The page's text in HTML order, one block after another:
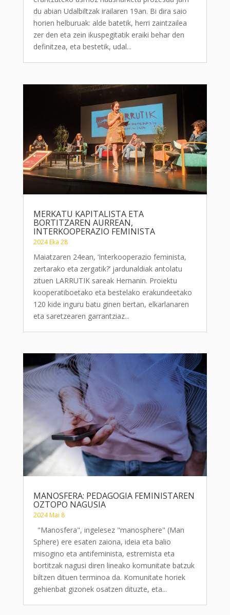
du abian Udalbiltzak irailaren 19an. Bi dira saio
horien helburuak: alde batetik, herri zaintzailea
zer den eta zein ikuspegitatik eraiki behar den
definitzea, eta bestetik, udal...
MERKATU KAPITALISTA ETA
BORTITZAREN AURREAN,
INTERKOOPERAZIO FEMINISTA
2024 Eka 28
Maiatzaren 24ean, ‘Interkooperazio feminista,
zertarako eta zergatik?’ jardunaldiak antolatu
zituen LARRUTIK sareak Hernanin. Proiektu
kooperatiboetako eta bestelako erakundeetako
120 kide inguru batu ginen bertan, elkarlanaren
eta saretzearen garrantziaz...
MANOSFERA: PEDAGOGIA FEMINISTAREN
OZTOPO NAGUSIA
2024 Mai 8
"Manosfera", ingelesez "manosphere" (Man
Sphere) ere esaten zaiona, ideia eta balio
misogino eta antifeminista, estremista eta
bortitzak nagusi diren lineako komunitate batzuk
biltzen dituen terminoa da. Komunitate horiek
gehienbat gizonek osatzen dituzte, eta...